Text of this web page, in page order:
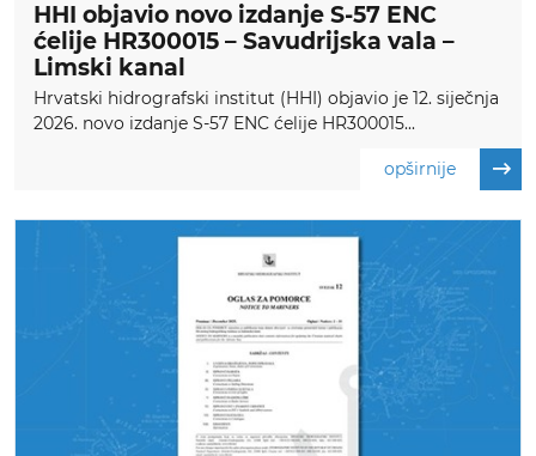
HHI objavio novo izdanje S-57 ENC
ćelije HR300015 – Savudrijska vala –
Limski kanal
Hrvatski hidrografski institut (HHI) objavio je 12. siječnja
2026. novo izdanje S-57 ENC ćelije HR300015...
opširnije